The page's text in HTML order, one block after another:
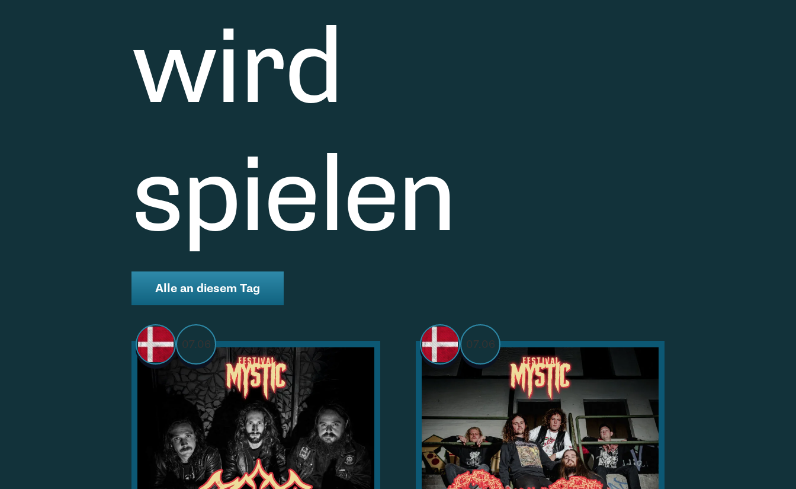
wird
spielen
Alle an diesem Tag
07.06 07.06